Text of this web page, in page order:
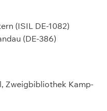
(ISIL DE-1082)
(DE-386)
Zweigbibliothek Kamp-